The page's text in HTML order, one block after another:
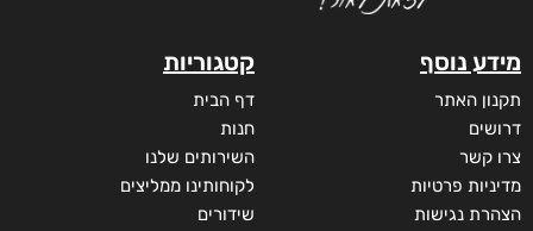
מידע נוסף
תקנון האתר
דרושים
צרו קשר
מדיניות פרטיות
הצהרת נגישות
קטגוריות
דף הבית
חנות
השירותים שלנו
לקוחותינו ממליצים
שידורים